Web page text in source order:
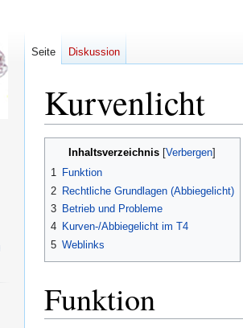
Kurvenlicht
Inhaltsverzeichnis
1 Funktion
2 Rechtliche Grundlagen (Abbiegelicht)
3 Betrieb und Probleme
4 Kurven-/Abbiegelicht im T4
5 Weblinks
Funktion
Seite Diskussion